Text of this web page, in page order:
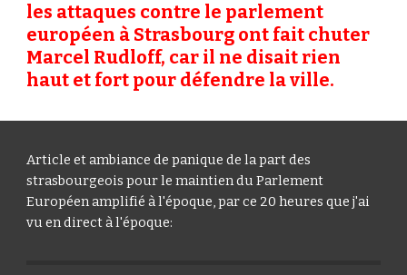
les attaques contre le parlement
européen à Strasbourg ont fait chuter
Marcel Rudloff, car il ne disait rien
haut et fort pour défendre la ville.
Article et ambiance de panique de la part des
strasbourgeois pour le maintien du Parlement
Européen amplifié à l'époque, par ce 20 heures que j'ai
vu en direct à l'époque: